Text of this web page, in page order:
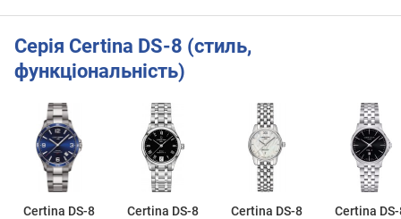
Серія Certina DS-8 (стиль,
функціональність)
Certina DS-8
Certina DS-8
Certina DS-8
Certina